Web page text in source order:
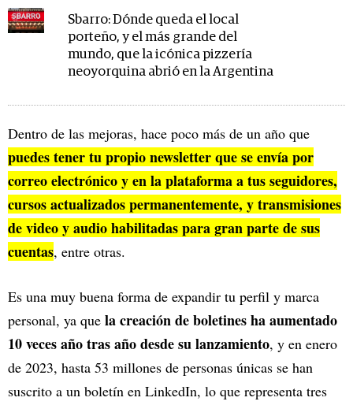
Sbarro: Dónde queda el local
porteño, y el más grande del
mundo, que la icónica pizzería
neoyorquina abrió en la Argentina
Dentro de las mejoras, hace poco más de un año que
puedes tener tu propio newsletter que se envía por
correo electrónico y en la plataforma a tus seguidores,
cursos actualizados permanentemente, y transmisiones
de video y audio habilitadas para gran parte de sus
cuentas, entre otras.
Es una muy buena forma de expandir tu perfil y marca
personal, ya que la creación de boletines ha aumentado
10 veces año tras año desde su lanzamiento, y en enero
de 2023, hasta 53 millones de personas únicas se han
suscrito a un boletín en LinkedIn, lo que representa tres